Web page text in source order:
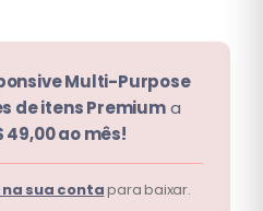
Multi-Purpose
de itens Premiuma
49,00 ao mês!
na sua contapara baixar.